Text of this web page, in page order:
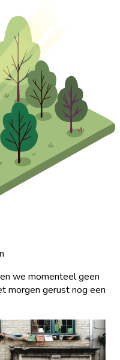
we momenteel geen
morgen gerust nog een